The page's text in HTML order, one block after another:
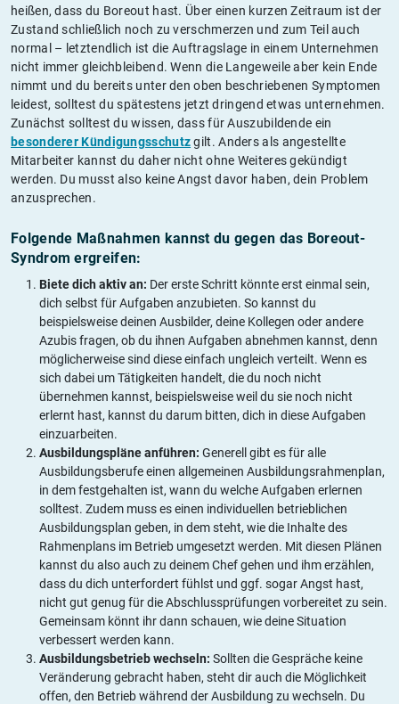
heißen, dass du Boreout hast. Über einen kurzen Zeitraum ist der
Zustand schließlich noch zu verschmerzen und zum Teil auch
normal – letztendlich ist die Auftragslage in einem Unternehmen
nicht immer gleichbleibend. Wenn die Langeweile aber kein Ende
nimmt und du bereits unter den oben beschriebenen Symptomen
leidest, solltest du spätestens jetzt dringend etwas unternehmen.
Zunächst solltest du wissen, dass für Auszubildende ein
besonderer Kündigungsschutzgilt. Anders als angestellte
Mitarbeiter kannst du daher nicht ohne Weiteres gekündigt
werden. Du musst also keine Angst davor haben, dein Problem
anzusprechen.
Folgende Maßnahmen kannst du gegen das Boreout-
Syndrom ergreifen:
Biete dich aktiv an: Der erste Schritt könnte erst einmal sein,
dich selbst für Aufgaben anzubieten. So kannst du
beispielsweise deinen Ausbilder, deine Kollegen oder andere
Azubis fragen, ob du ihnen Aufgaben abnehmen kannst, denn
möglicherweise sind diese einfach ungleich verteilt. Wenn es
sich dabei um Tätigkeiten handelt, die du noch nicht
übernehmen kannst, beispielsweise weil du sie noch nicht
erlernt hast, kannst du darum bitten, dich in diese Aufgaben
einzuarbeiten.
Ausbildungspläne anführen: Generell gibt es für alle
Ausbildungsberufe einen allgemeinen Ausbildungsrahmenplan,
in dem festgehalten ist, wann du welche Aufgaben erlernen
solltest. Zudem muss es einen individuellen betrieblichen
Ausbildungsplan geben, in dem steht, wie die Inhalte des
Rahmenplans im Betrieb umgesetzt werden. Mit diesen Plänen
kannst du also auch zu deinem Chef gehen und ihm erzählen,
dass du dich unterfordert fühlst und ggf. sogar Angst hast,
nicht gut genug für die Abschlussprüfungen vorbereitet zu sein.
Gemeinsam könnt ihr dann schauen, wie deine Situation
verbessert werden kann.
Ausbildungsbetrieb wechseln: Sollten die Gespräche keine
Veränderung gebracht haben, steht dir auch die Möglichkeit
offen, den Betrieb während der Ausbildung zu wechseln. Du